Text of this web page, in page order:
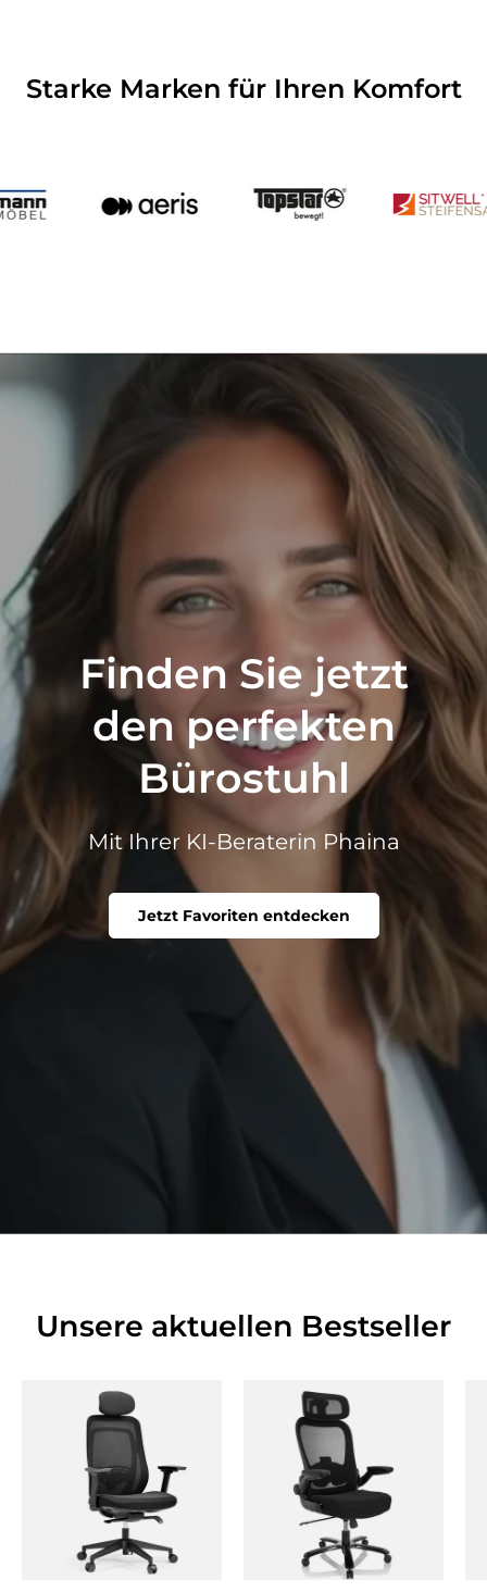
Starke Marken für Ihren Komfort
Finden Sie jetzt
den perfekten
Bürostuhl
Mit Ihrer KI-Beraterin Phaina
Jetzt Favoriten entdecken
Unsere aktuellen Bestseller